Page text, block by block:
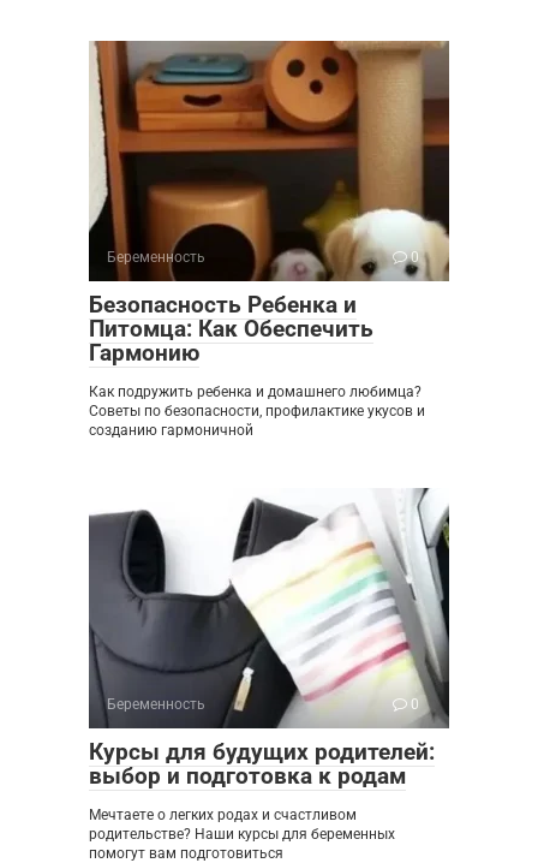
Беременность 0
Безопасность Ребенка и
Питомца: Как Обеспечить
Гармонию
Как подружить ребенка и домашнего любимца?
Советы по безопасности, профилактике укусов и
созданию гармоничной
Беременность 0
Курсы для будущих родителей:
выбор и подготовка к родам
Мечтаете о легких родах и счастливом
родительстве? Наши курсы для беременных
помогут вам подготовиться